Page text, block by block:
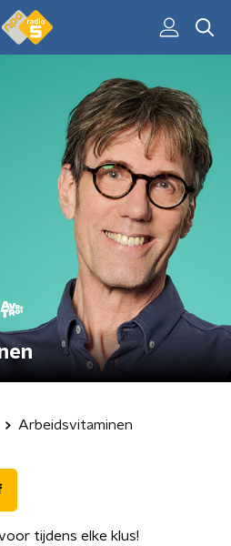
Arbeidsvitaminen
tijdens elke klus!